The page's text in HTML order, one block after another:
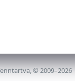
© 2009–2026